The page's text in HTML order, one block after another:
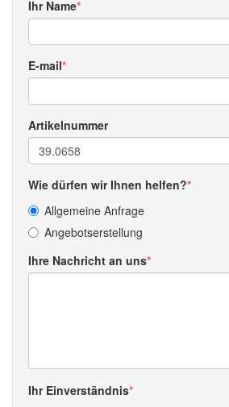
Ihr Name
E-mail
Artikelnummer
Wie dürfen wir Ihnen helfen?
Allgemeine Anfrage
Angebotserstellung
Ihre Nachricht an uns
Ihr Einverständnis